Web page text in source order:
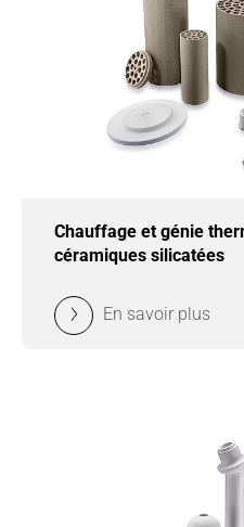
Chauffage et génie
céramiques silicatées
En savoir plus